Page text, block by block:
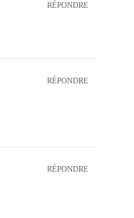
RÉPONDRE
RÉPONDRE
RÉPONDRE